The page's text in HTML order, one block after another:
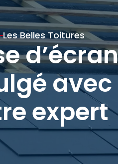
Les Belles Toitures
avec
expert